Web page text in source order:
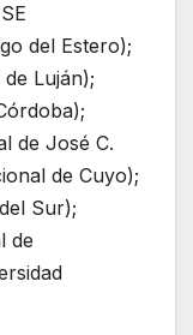
del Estero);
Luján);
de José C.
de Cuyo);
Sur);
de